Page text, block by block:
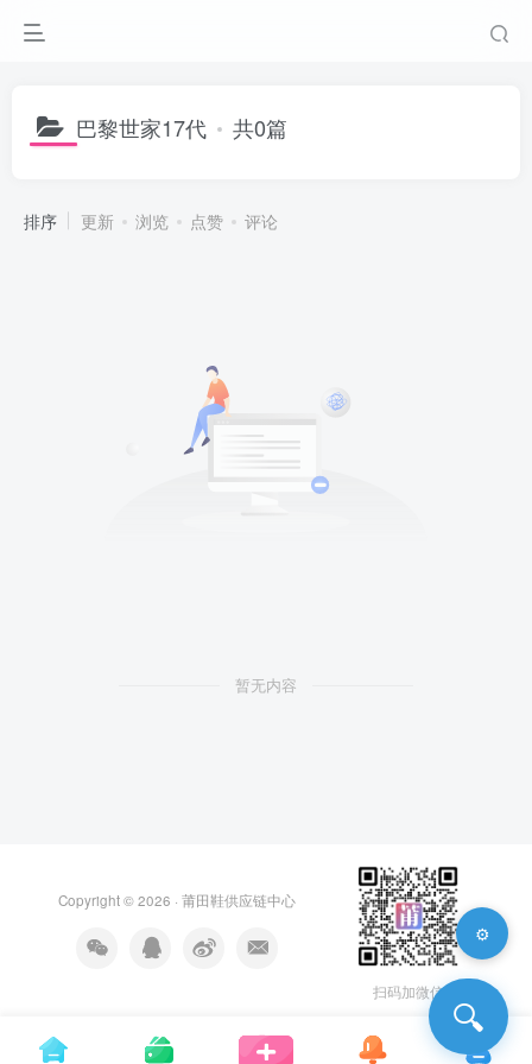
巴黎世家17代 共0篇
排序 更新 浏览 点赞 评论
暂无内容
Copyright © 2026 · 莆田鞋供应链中心
扫码加微信
🔍
⚙️